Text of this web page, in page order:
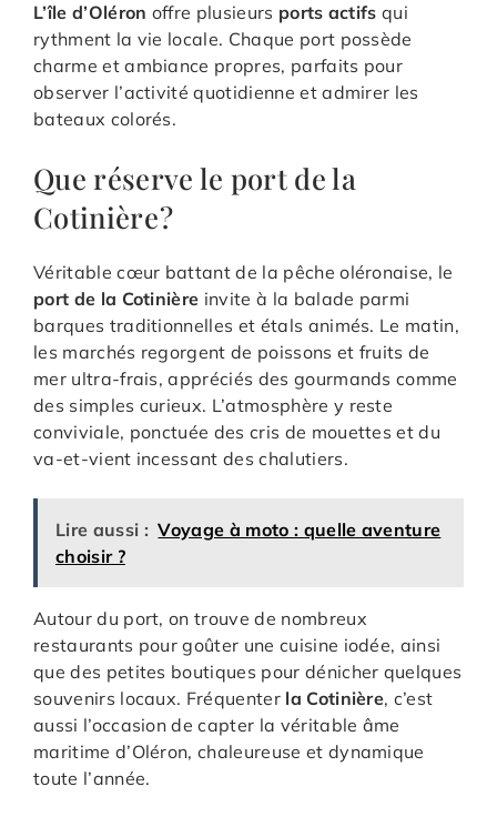
L’île d’Oléron offre plusieurs ports actifs qui
rythment la vie locale. Chaque port possède
charme et ambiance propres, parfaits pour
observer l’activité quotidienne et admirer les
bateaux colorés.
Que réserve le port de la
Cotinière ?
Véritable cœur battant de la pêche oléronaise, le
port de la Cotinière invite à la balade parmi
barques traditionnelles et étals animés. Le matin,
les marchés regorgent de poissons et fruits de
mer ultra-frais, appréciés des gourmands comme
des simples curieux. L’atmosphère y reste
conviviale, ponctuée des cris de mouettes et du
va-et-vient incessant des chalutiers.
Lire aussi : Voyage à moto : quelle aventure
choisir ?
Autour du port, on trouve de nombreux
restaurants pour goûter une cuisine iodée, ainsi
que des petites boutiques pour dénicher quelques
souvenirs locaux. Fréquenter la Cotinière, c’est
aussi l’occasion de capter la véritable âme
maritime d’Oléron, chaleureuse et dynamique
toute l’année.